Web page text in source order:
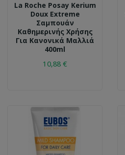
La Roche Posay Kerium
Doux Extreme
Σαμπουάν
Καθημερινής Χρήσης
Για Κανονικά Μαλλιά
400ml
10,88 €